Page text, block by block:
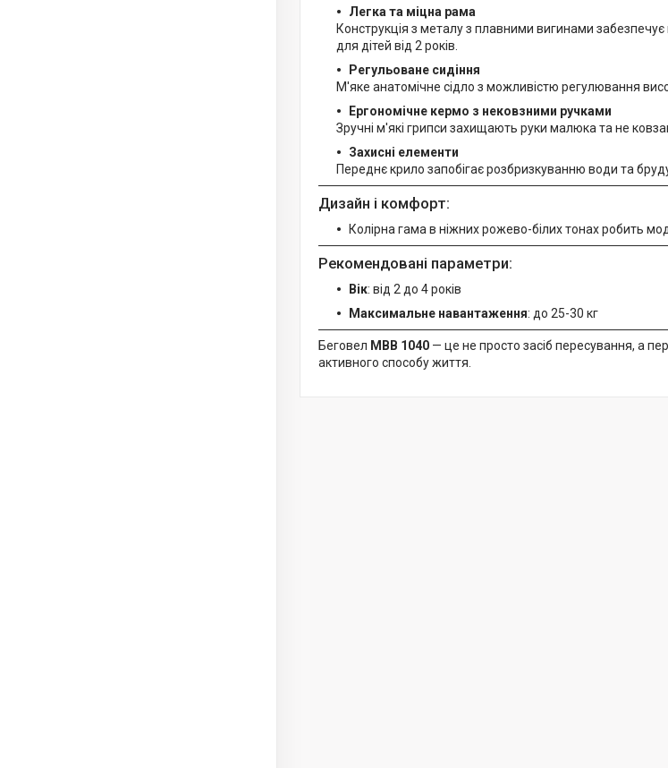
Легка та міцна рама
Конструкція з металу з плавними вигинами забезпечує
для дітей від 2 років.
Регульоване сидіння
М'яке анатомічне сідло з можливістю регулювання
Ергономічне кермо з нековзними ручками
Зручні м'які грипси захищають руки малюка та не
Захисні елементи
Переднє крило запобігає розбризкуванню води та
Дизайн і комфорт:
Колірна гама в ніжних рожево-білих тонах робить
Рекомендовані параметри:
Вік: від 2 до 4 років
Максимальне навантаження: до 25-30 кг
Беговел MBB 1040 — це не просто засіб пересування, а
активного способу життя.